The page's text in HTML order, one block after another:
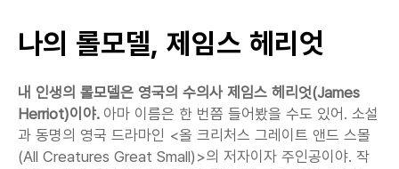
나의 롤모델, 제임스 헤리엇
내 인생의 롤모델은 영국의 수의사 제임스 헤리엇(James
Herriot)이야. 아마 이름은 한 번쯤 들어봤을 수도 있어. 소설
과 동명의 영국 드라마인 <올 크리처스 그레이트 앤드 스몰
(All Creatures Great Small)>의 저자이자 주인공이야. 작